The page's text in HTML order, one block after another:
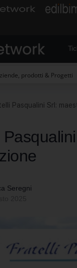
Pasqualini Srl:
Seregni